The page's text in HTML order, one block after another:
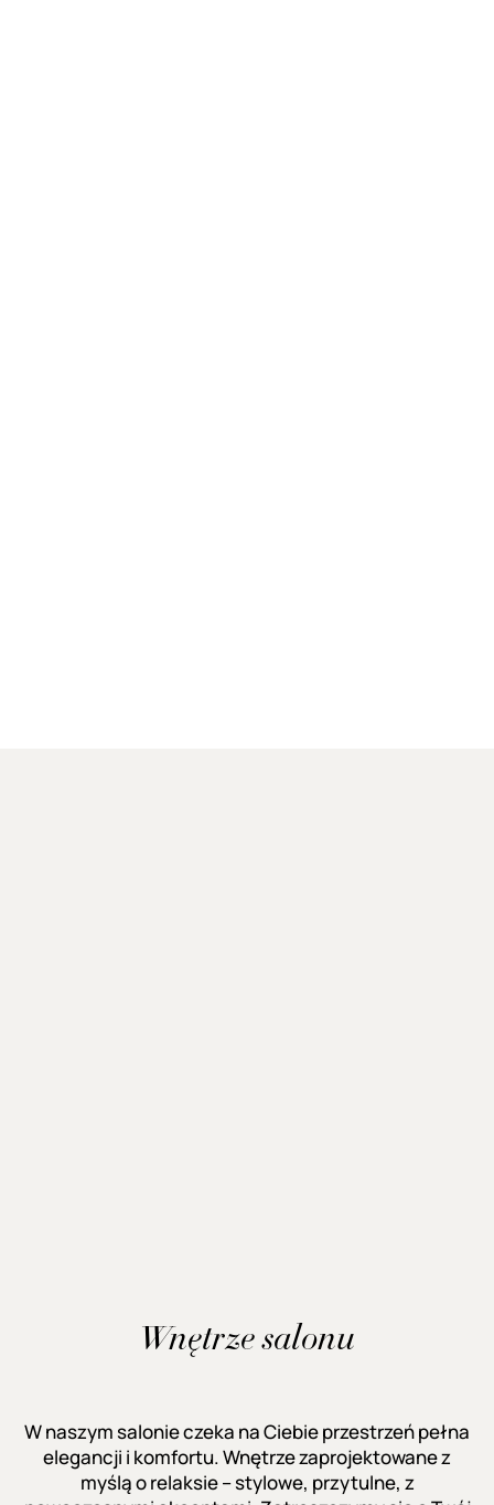
Wnętrze salonu
W naszym salonie czeka na Ciebie przestrzeń pełna
elegancji i komfortu. Wnętrze zaprojektowane z
myślą o relaksie – stylowe, przytulne, z